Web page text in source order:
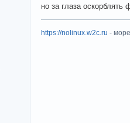
но за глаза
https://nolinux.w2c.ru -